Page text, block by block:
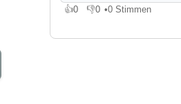
👍0
Gefällt mir
👎0
Gefällt mir nicht
•0 Stimmen